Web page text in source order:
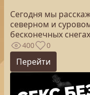
Сегодня мы
северном и
бесконечных
400 0
Перейти